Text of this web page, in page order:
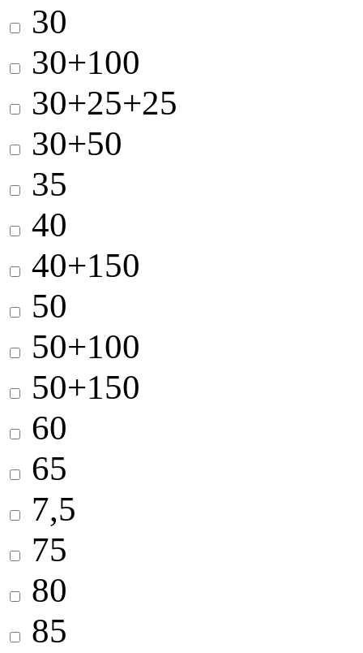
30
30+100
30+25+25
30+50
35
40
40+150
50
50+100
50+150
60
65
7,5
75
80
85